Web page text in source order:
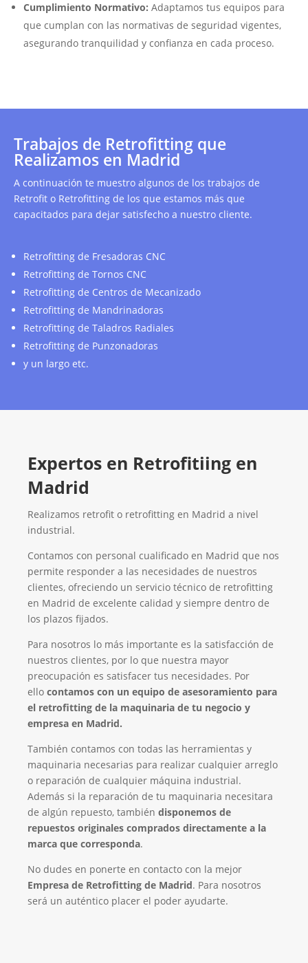
Cumplimiento Normativo: Adaptamos tus equipos para
que cumplan con las normativas de seguridad vigentes,
asegurando tranquilidad y confianza en cada proceso.
Trabajos de Retrofitting que
Realizamos en Madrid
A continuación te muestro algunos de los trabajos de
Retrofit o Retrofitting de los que estamos más que
capacitados para dejar satisfecho a nuestro cliente.
Retrofitting de Fresadoras CNC
Retrofitting de Tornos CNC
Retrofitting de Centros de Mecanizado
Retrofitting de Mandrinadoras
Retrofitting de Taladros Radiales
Retrofitting de Punzonadoras
y un largo etc.
Expertos en Retrofitiing en
Madrid
Realizamos retrofit o retrofitting en Madrid a nivel
industrial.
Contamos con personal cualificado en Madrid que nos
permite responder a las necesidades de nuestros
clientes, ofreciendo un servicio técnico de retrofitting
en Madrid de excelente calidad y siempre dentro de
los plazos fijados.
Para nosotros lo más importante es la satisfacción de
nuestros clientes, por lo que nuestra mayor
preocupación es satisfacer tus necesidades. Por
ello contamos con un equipo de asesoramiento para
el retrofitting de la maquinaria de tu negocio y
empresa en Madrid.
También contamos con todas las herramientas y
maquinaria necesarias para realizar cualquier arreglo
o reparación de cualquier máquina industrial.
Además si la reparación de tu maquinaria necesitara
de algún repuesto, también disponemos de
repuestos originales comprados directamente a la
marca que corresponda.
No dudes en ponerte en contacto con la mejor
Empresa de Retrofitting de Madrid. Para nosotros
será un auténtico placer el poder ayudarte.